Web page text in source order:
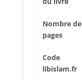
Nombre de
pages
Code
libislam.fr